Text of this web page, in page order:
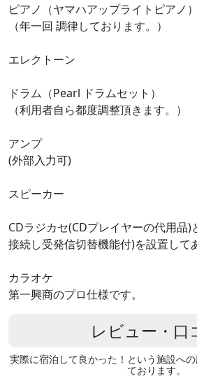
ピアノ（ヤマハアップライトピアノ）
（年一回 調律しております。）
エレクトーン
ドラム（Pearl ドラムセット）
（利用者自ら都度調整頂きます。）
アンプ
(外部入力可)
スピーカー
CDラジカセ(CDプレイヤーの代用品
接続し受発信切替機能付)を設置して
カラオケ
第一興商のプロ仕様です。
レビュー・口
実際に宿泊して良かった！という施設へ
ております。